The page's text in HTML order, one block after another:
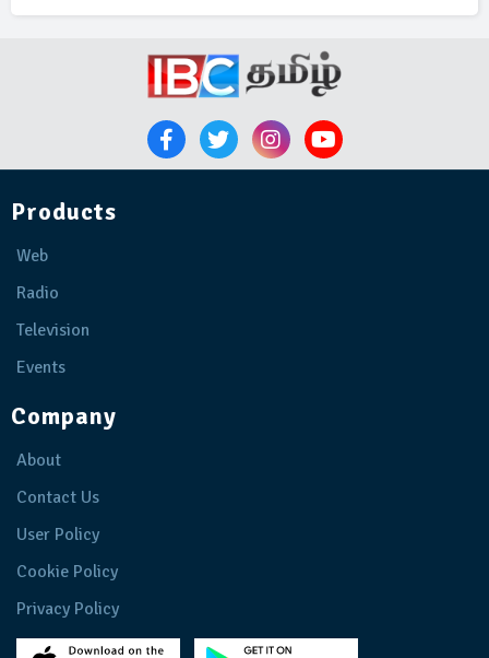
Products
Web
Radio
Television
Events
Company
About
Contact Us
User Policy
Cookie Policy
Privacy Policy